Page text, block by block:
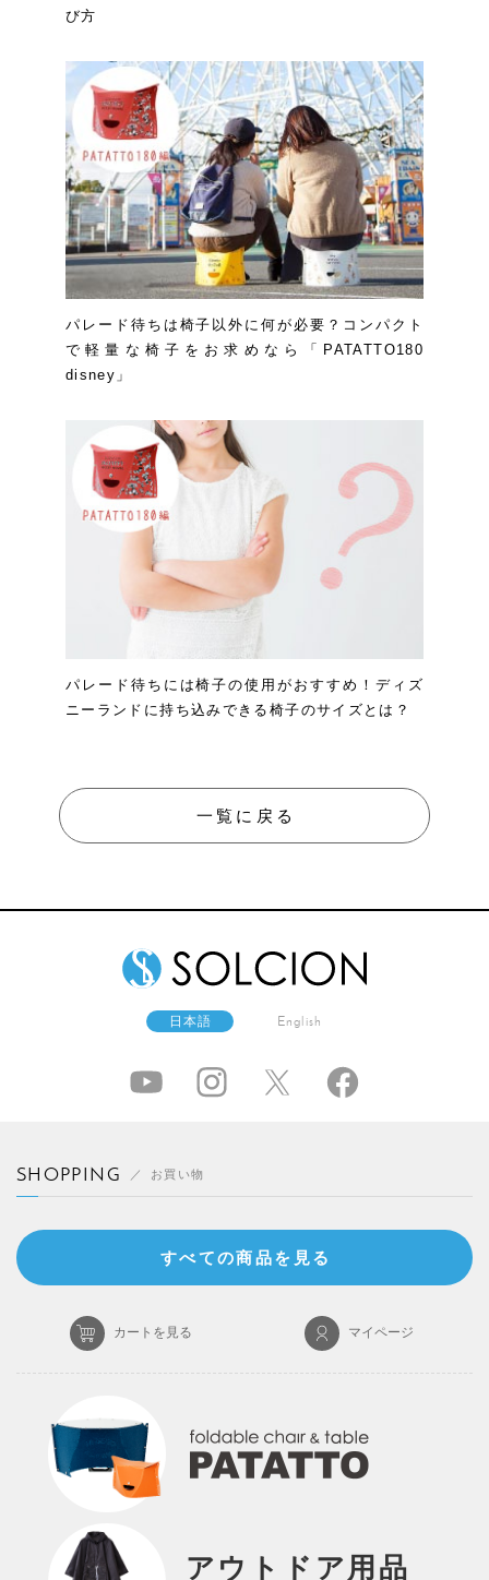
び方
パレード待ちは椅子以外に何が必要？コンパクト
で軽量な椅子をお求めなら「PATATTO180
disney」
パレード待ちには椅子の使用がおすすめ！ディズ
ニーランドに持ち込みできる椅子のサイズとは？
一覧に戻る
日本語 English
SHOPPING お買い物
すべての商品を見る
カートを見る マイページ
アウトドア用品